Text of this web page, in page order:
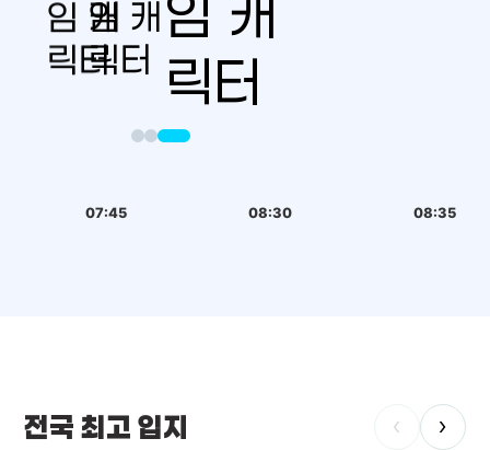
07:45 08:30 08:35
전국 최고 입지 ‹ ›